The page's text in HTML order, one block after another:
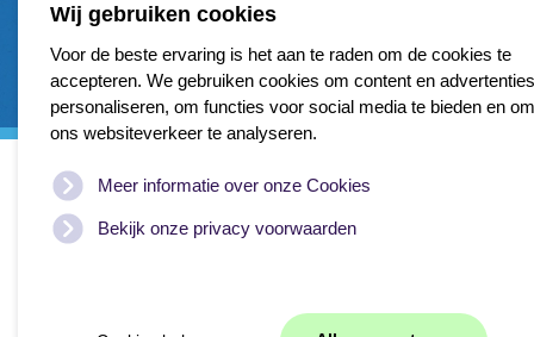
Wij gebruiken cookies
Voor de beste ervaring is het aan te raden om de cookies te
accepteren. We gebruiken cookies om content en
personaliseren, om functies voor social media te bieden en om
ons websiteverkeer te analyseren.
Meer informatie over onze Cookies
Bekijk onze privacy voorwaarden
Venster op de Vecht is een initiatief van de
mede mogelijk gemaakt door: